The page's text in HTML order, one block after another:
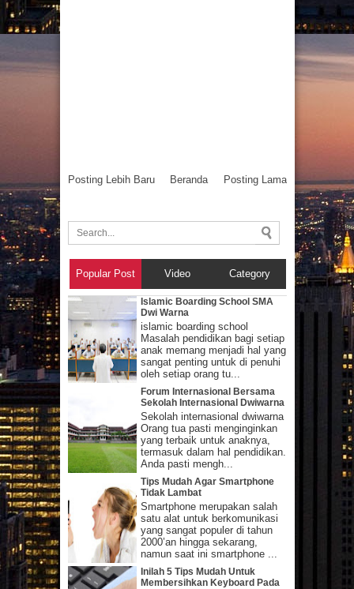
Posting Lebih Baru Posting Lama
Beranda
Popular Post Video Category
Islamic Boarding School SMA
Dwi Warna
islamic boarding school
Masalah pendidikan bagi setiap
anak memang menjadi hal yang
sangat penting untuk di penuhi
oleh setiap orang tu...
Forum Internasional Bersama
Sekolah Internasional Dwiwarna
Sekolah internasional dwiwarna
Orang tua pasti menginginkan
yang terbaik untuk anaknya,
termasuk dalam hal pendidikan.
Anda pasti mengh...
Tips Mudah Agar Smartphone
Tidak Lambat
Smartphone merupakan salah
satu alat untuk berkomunikasi
yang sangat populer di tahun
2000’an hingga sekarang,
namun saat ini smartphone ...
Inilah 5 Tips Mudah Untuk
Membersihkan Keyboard Pada